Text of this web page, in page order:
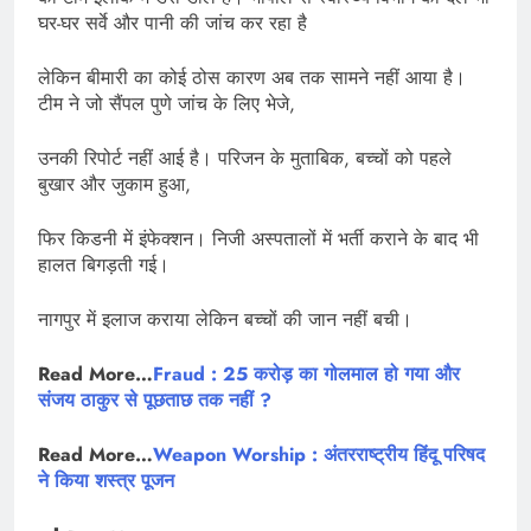
घर-घर सर्वे और पानी की जांच कर रहा है
लेकिन बीमारी का कोई ठोस कारण अब तक सामने नहीं आया है।
टीम ने जो सैंपल पुणे जांच के लिए भेजे,
उनकी रिपोर्ट नहीं आई है। परिजन के मुताबिक, बच्चों को पहले
बुखार और जुकाम हुआ,
फिर किडनी में इंफेक्शन। निजी अस्पतालों में भर्ती कराने के बाद भी
हालत बिगड़ती गई।
नागपुर में इलाज कराया लेकिन बच्चों की जान नहीं बची।
Read More…Fraud : 25 करोड़ का गोलमाल हो गया और
संजय ठाकुर से पूछताछ तक नहीं ?
Read More…Weapon Worship : अंतरराष्ट्रीय हिंदू परिषद
ने किया शस्त्र पूजन